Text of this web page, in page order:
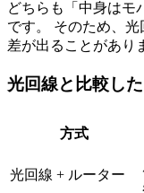
どちらも「中身はモ
です。 そのため、
差が出ることがあり
光回線と比較し
方式
光回線 + ルーター